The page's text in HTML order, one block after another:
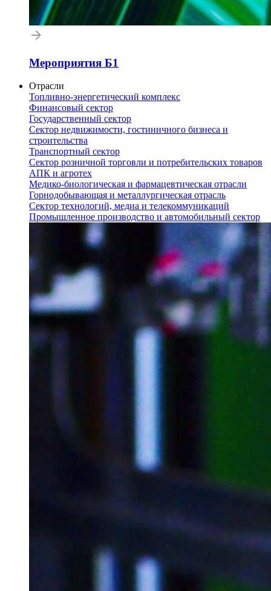
Мероприятия Б1
Отрасли
Топливно-энергетический комплекс
Финансовый сектор
Государственный сектор
Сектор недвижимости, гостиничного бизнеса и
строительства
Транспортный сектор
Сектор розничной торговли и потребительских товаров
АПК и агротех
Медико-биологическая и фармацевтическая отрасли
Горнодобывающая и металлургическая отрасль
Сектор технологий, медиа и телекоммуникаций
Промышленное производство и автомобильный сектор